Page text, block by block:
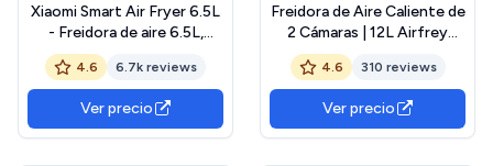
Xiaomi Smart Air Fryer 6.5L
- Freidora de aire 6.5L,
1800W, 100 recetas,
pantalla OLED, temperatura
regulable 40°C-220°C °,
Cocción uniforme 360°,
blanco (Versión ES)
4.6 6.7k reviews
Ver precio
Freidora de Aire Caliente de
2 Cámaras | 12L Airfrey
Ajustable una dos Cámaras
con Libro de Recetas,
Control Independiente
Freidora de Aire Caliente de
Doble Cámara, Air Frey XXL
4.6 310 reviews
Ver precio